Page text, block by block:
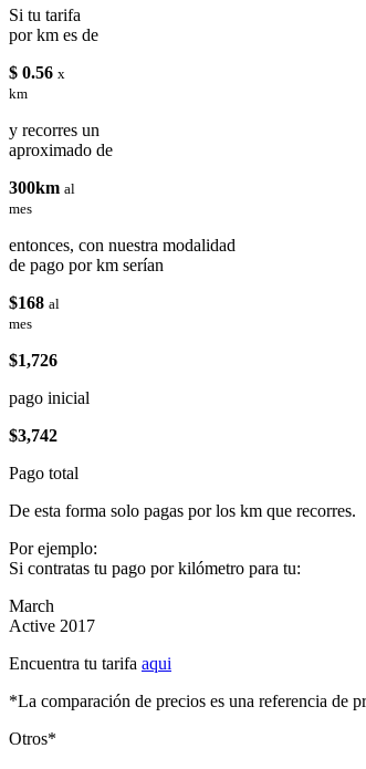
Si tu tarifa
por km es de
$ 0.56 x
km
y recorres un
aproximado de
300km al
mes
entonces, con nuestra modalidad
de pago por km serían
$168 al
mes
$1,726
pago inicial
$3,742
Pago total
De esta forma solo pagas por los km que recorres.
Por ejemplo:
Si contratas tu pago por kilómetro para tu:
March
Active 2017
Encuentra tu tarifa aqui
*La comparación de precios es una referencia de
Otros*